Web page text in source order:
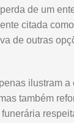
de um
citada
de outras
ilustram
também